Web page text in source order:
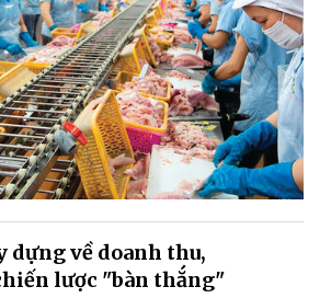
dựng về doanh thu,
lược "bàn thắng"